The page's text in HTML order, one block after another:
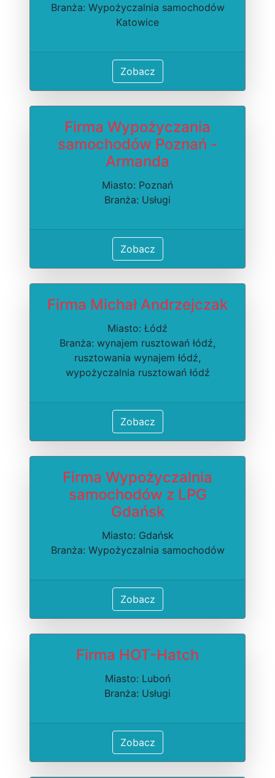
Branża: Wypożyczalnia samochodów
Katowice
Zobacz
Firma Wypożyczania
samochodów Poznań -
Armanda
Miasto: Poznań
Branża: Usługi
Zobacz
Firma Michał Andrzejczak
Miasto: Łódź
Branża: wynajem rusztowań łódź,
rusztowania wynajem łódź,
wypożyczalnia rusztowań łódź
Zobacz
Firma Wypożyczalnia
samochodów z LPG
Gdańsk
Miasto: Gdańsk
Branża: Wypożyczalnia samochodów
Zobacz
Firma HOT-Hatch
Miasto: Luboń
Branża: Usługi
Zobacz